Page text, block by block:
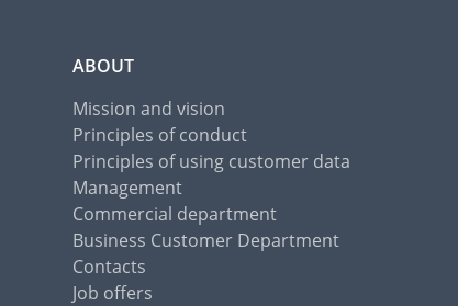
ABOUT
Mission and vision
Principles of conduct
Principles of using customer data
Management
Commercial department
Business Customer Department
Contacts
Job offers